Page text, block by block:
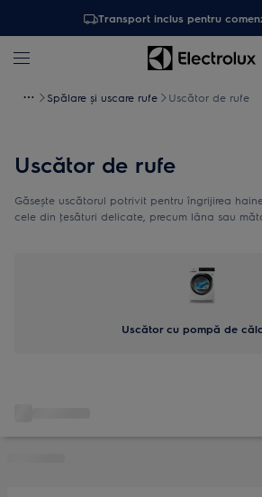
Transport inclus pentru
Spălare și uscare rufe Uscător de rufe
Uscător de rufe
Găsește uscătorul potrivit pentru îngrijirea
cele din ţesături delicate, precum lâna sau
Uscător cu pompă de